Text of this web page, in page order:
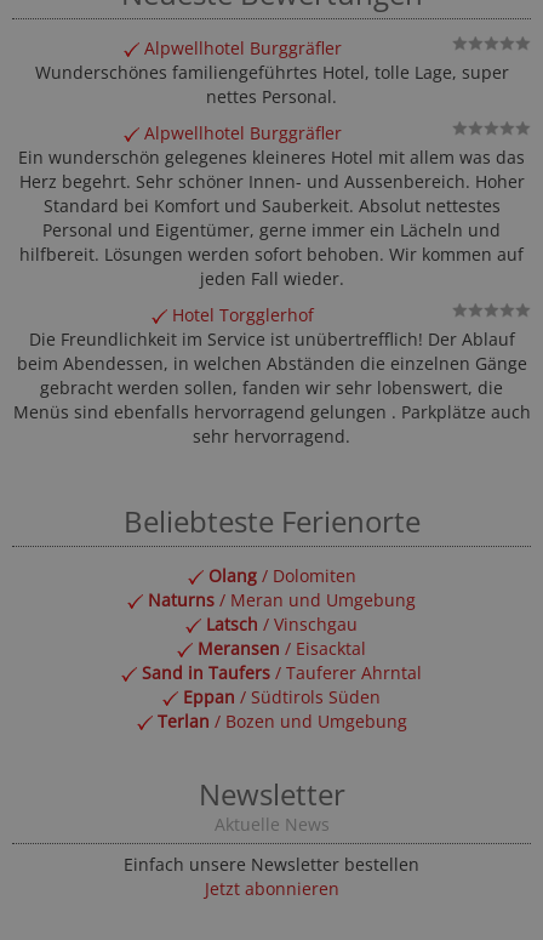
Alpwellhotel Burggräfler
Wunderschönes familiengeführtes Hotel, tolle Lage, super
nettes Personal.
Alpwellhotel Burggräfler
Ein wunderschön gelegenes kleineres Hotel mit allem was das
Herz begehrt. Sehr schöner Innen- und Aussenbereich. Hoher
Standard bei Komfort und Sauberkeit. Absolut nettestes
Personal und Eigentümer, gerne immer ein Lächeln und
hilfbereit. Lösungen werden sofort behoben. Wir kommen auf
jeden Fall wieder.
Hotel Torgglerhof
Die Freundlichkeit im Service ist unübertrefflich! Der Ablauf
beim Abendessen, in welchen Abständen die einzelnen Gänge
gebracht werden sollen, fanden wir sehr lobenswert, die
Menüs sind ebenfalls hervorragend gelungen . Parkplätze auch
sehr hervorragend.
Beliebteste Ferienorte
Olang/ Dolomiten
Naturns / Meran und Umgebung
Latsch / Vinschgau
Meransen / Eisacktal
Sand in Taufers / Tauferer Ahrntal
Eppan / Südtirols Süden
Terlan / Bozen und Umgebung
Newsletter
Aktuelle News
Einfach unsere Newsletter bestellen
Jetzt abonnieren